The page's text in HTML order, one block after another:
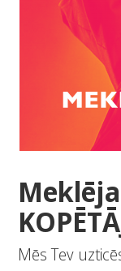
Mēs Tev